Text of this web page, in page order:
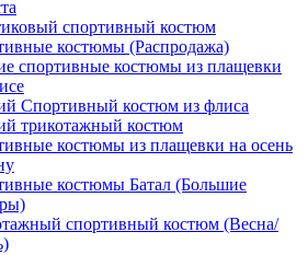
спортивный костюм
костюмы (Распродажа)
спортивные костюмы из плащевки
Спортивный костюм из флиса
трикотажный костюм
костюмы из плащевки на осень
костюмы Батал (Большие
спортивный костюм (Весна/